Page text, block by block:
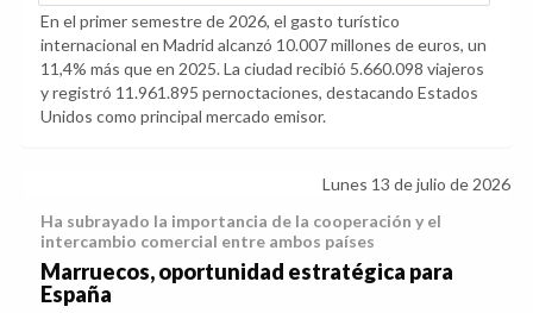
En el primer semestre de 2026, el gasto turístico
internacional en Madrid alcanzó 10.007 millones de euros, un
11,4% más que en 2025. La ciudad recibió 5.660.098 viajeros
y registró 11.961.895 pernoctaciones, destacando Estados
Unidos como principal mercado emisor.
Lunes 13 de julio de 2026
Ha subrayado la importancia de la cooperación y el
intercambio comercial entre ambos países
Marruecos, oportunidad estratégica para
España